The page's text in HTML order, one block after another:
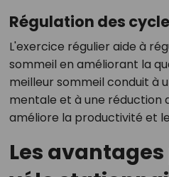
Régulation des
L'exercice régulier aide à
sommeil en améliorant la
meilleur sommeil conduit à
mentale et à une réduction
améliore la productivité et
Les